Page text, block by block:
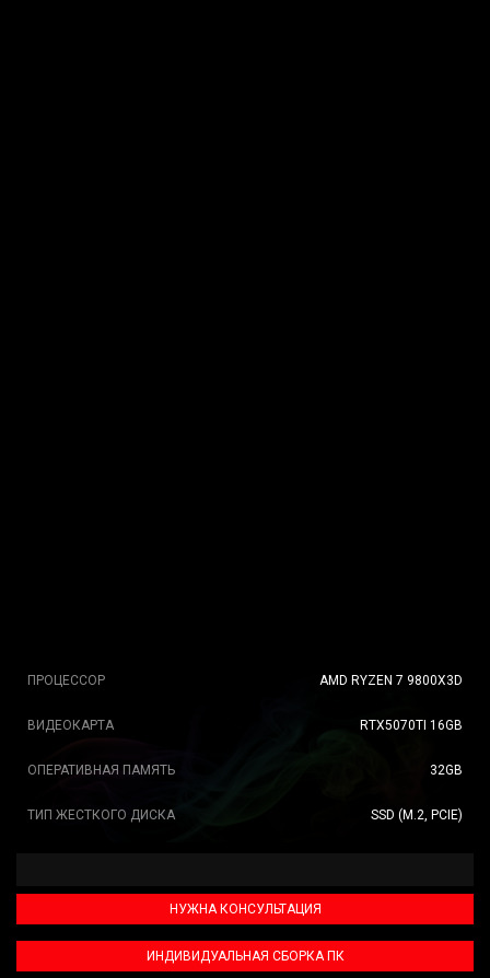
ПРОЦЕССОР AMD RYZEN 7 9800X3D
ВИДЕОКАРТА RTX5070TI 16GB
ОПЕРАТИВНАЯ ПАМЯТЬ 32GB
ТИП ЖЕСТКОГО ДИСКА SSD (M.2, PCIE)
НУЖНА КОНСУЛЬТАЦИЯ
ИНДИВИДУАЛЬНАЯ СБОРКА ПК